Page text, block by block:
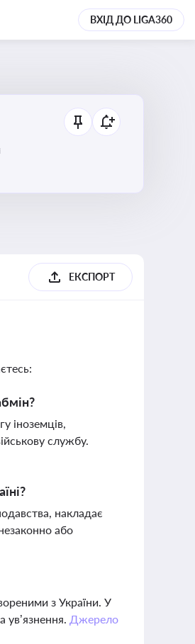
ВХІД ДО LIGA360
ЕКСПОРТ
іноземців,
службу.
накладає
або
з України. У
ув’язнення. Джерело